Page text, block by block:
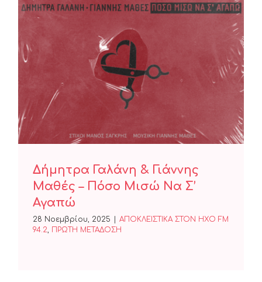
Δήμητρα Γαλάνη & Γιάννης
Μαθές – Πόσο Μισώ Να Σ’
Αγαπώ
Δήμητρα Γαλάνη & Γιάννης
Μαθές – Πόσο Μισώ Να Σ’
Αγαπώ
28 Νοεμβρίου, 2025
ΑΠΟΚΛΕΙΣΤΙΚΑ ΣΤΟΝ ΗΧΟ FM
94.2, ΠΡΩΤΗ ΜΕΤΑΔΟΣΗ